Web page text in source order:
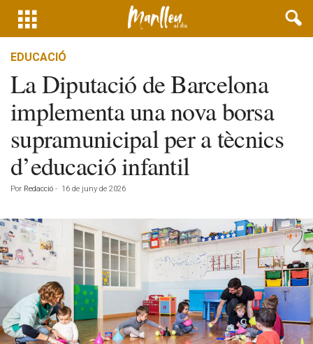
EDUCACIÓ
La Diputació de Barcelona
implementa una nova borsa
supramunicipal per a tècnics
d’educació infantil
Por Redacció - 16 de juny de 2026